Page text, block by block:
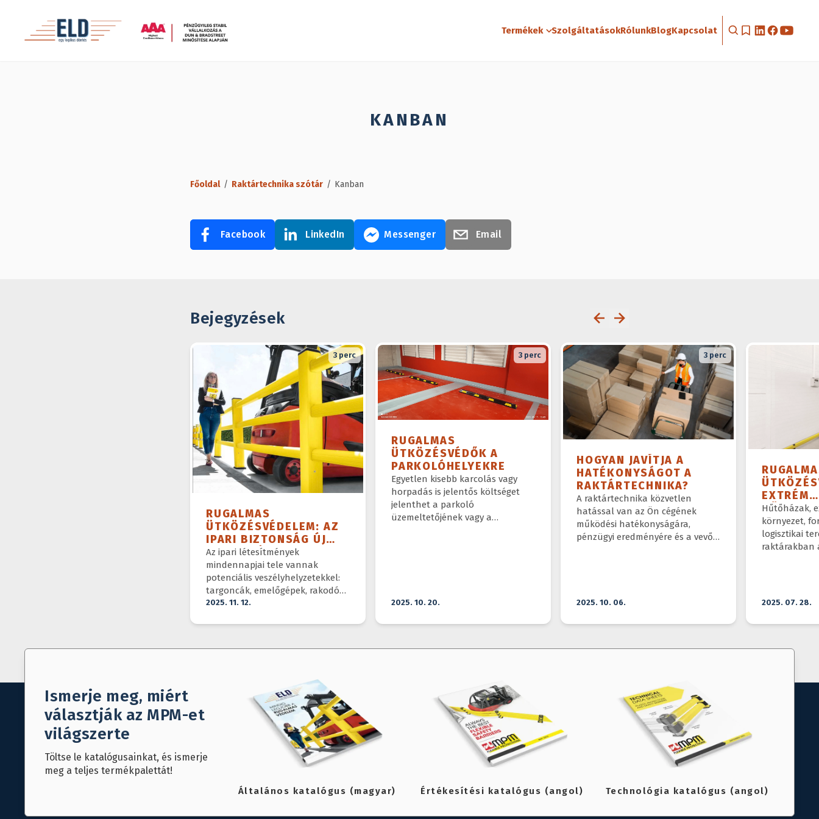
Termékek SzolgáltatásokRólunkBlogKapcsolat
KANBAN
Főoldal / Raktártechnika szótár / Kanban
Facebook LinkedIn Messenger Email
Bejegyzések
3 perc
RUGALMAS
ÜTKÖZÉSVÉDELEM: AZ
IPARI BIZTONSÁG ÚJ
DIMENZIÓJA
Az ipari létesítmények
mindennapjai tele vannak
potenciális veszélyhelyzetekkel:
targoncák, emelőgépek, rakodó
járművek és gyalogos
2025. 11. 12.
3 perc
RUGALMAS
ÜTKÖZÉSVÉDŐK A
PARKOLÓHELYEKRE
Egyetlen kisebb karcolás vagy
horpadás is jelentős költséget
jelenthet a parkoló
üzemeltetőjének vagy a
2025. 10. 20.
3 perc
HOGYAN JAVÍTJA A
HATÉKONYSÁGOT A
RAKTÁRTECHNIKA?
A raktártechnika közvetlen
hatással van az Ön cégének
működési hatékonyságára,
pénzügyi eredményére és a vevői
hibalehetőségeket és gyorsítják a
2025. 10. 06.
EXTRÉM
PÁRA,
Hűtőházak,
környezet,
logisztikai
raktárakban
2025. 07. 28.
Ismerje meg, miért
választják az MPM-et
világszerte
Töltse le katalógusainkat, és ismerje
meg a teljes termékpalettát!
Általános katalógus (magyar) Értékesítési katalógus (angol) Technológia katalógus (angol)